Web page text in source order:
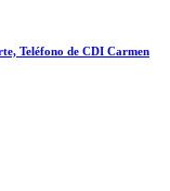
Teléfono de CDI Carmen